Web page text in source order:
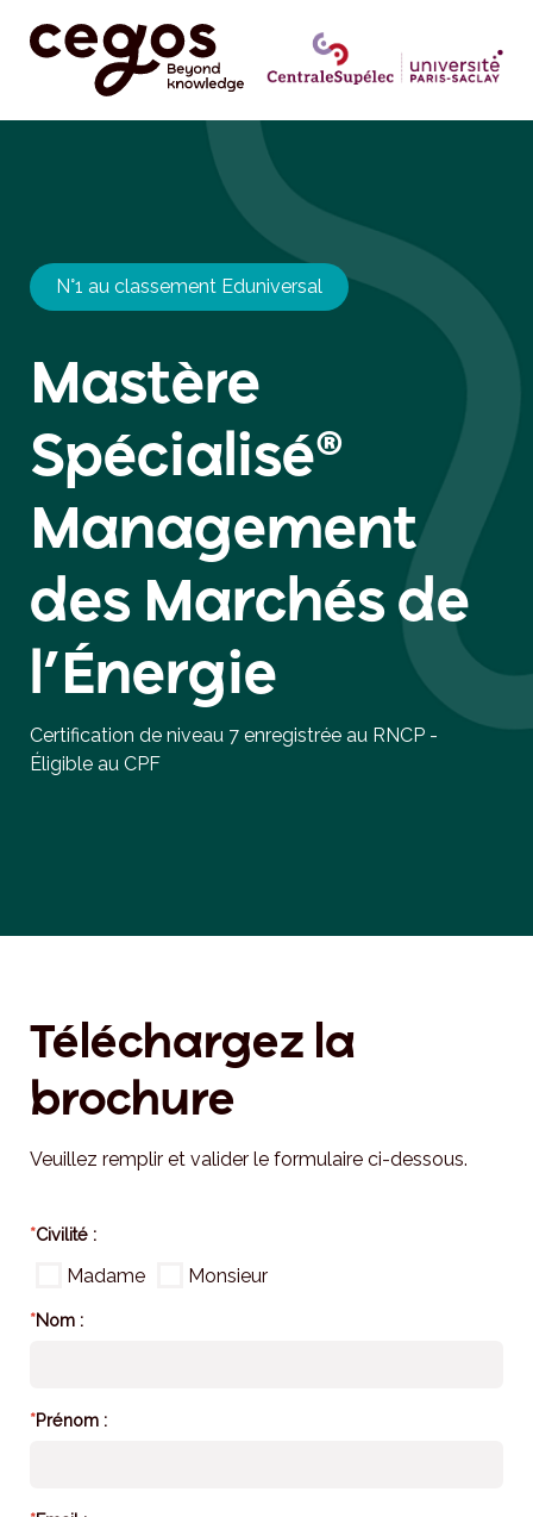
N°1 au classement Eduniversal
Mastère
Spécialisé®
Management
des Marchés de
l’Énergie
Certification de niveau 7 enregistrée au RNCP -
Éligible au CPF
Téléchargez la
brochure
Veuillez remplir et valider le formulaire ci-dessous.
*Civilité :
Madame Monsieur
*Nom :
*Prénom :